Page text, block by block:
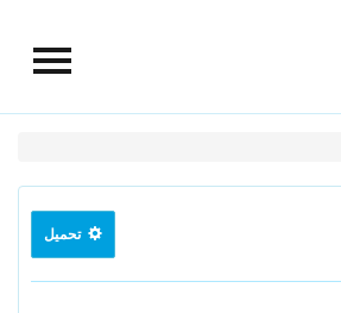
تحميل